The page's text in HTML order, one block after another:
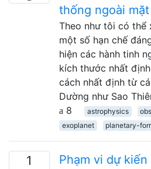
thống ngoài
Theo như tôi có thể
một số hạn chế
hiện các hành tinh
kích thước nhất
cách nhất định từ
Dường như Sao
8
astrophysics
exoplanet
planetary-
1
Phạm vi dự